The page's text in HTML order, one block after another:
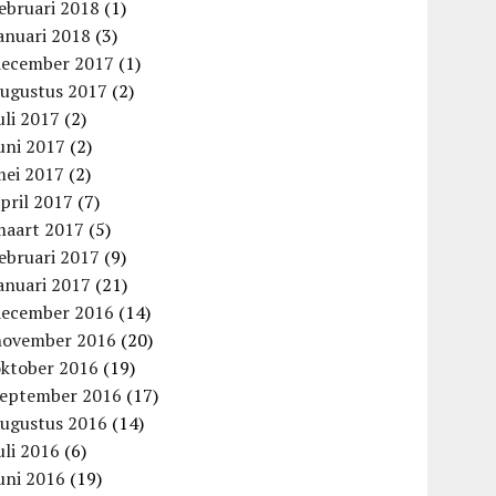
2018 (1)
2018 (3)
2017 (1)
2017 (2)
2017 (2)
2017 (2)
2017 (2)
2017 (7)
2017 (5)
2017 (9)
2017 (21)
2016 (14)
2016 (20)
2016 (19)
2016 (17)
2016 (14)
2016 (6)
2016 (19)